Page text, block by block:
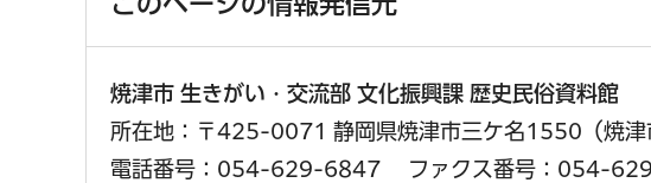
焼津市 生きがい・交流部 文化振興課 歴史民俗資料館
所在地：〒425-0071 静岡県焼津市三ケ名1550（焼津
電話番号：054-629-6847
ファクス番号：054-